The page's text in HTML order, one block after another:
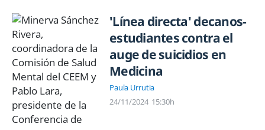
'Línea directa' decanos-
estudiantes contra el
auge de suicidios en
Medicina
Paula Urrutia
24/11/2024 15:30h